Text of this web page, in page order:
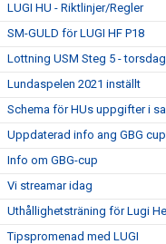
FÖRSÄKRING
OM LAGHEMSIDAN
LUGI HU - Riktlinjer/Regler
SM-GULD för LUGI HF P18
Lottning USM Steg 5 -
Lundaspelen 2021 inställt
Schema för HUs uppgifter i
Uppdaterad info ang GBG cup
Info om GBG-cup
Vi streamar idag
Uthållighetsträning för Lugi
Tipspromenad med LUGI